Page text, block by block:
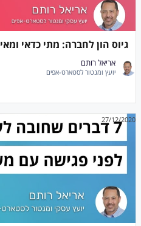
גיוס הון לחברה: מתי כדאי
אריאל רותם
יועץ ומנטור לסטארט-אפים
27/12/2020